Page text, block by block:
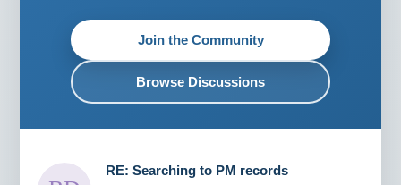
Join the Community
Browse Discussions
RE: Searching to PM records